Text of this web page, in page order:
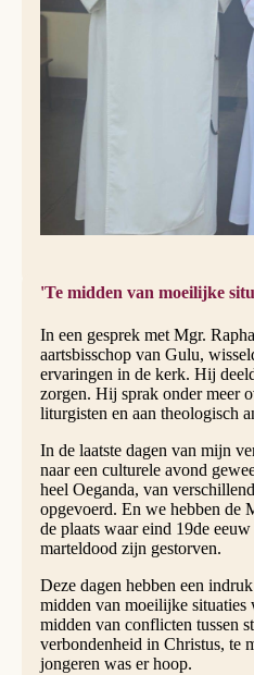
'Te midden van moeilijke
In een gesprek met Mgr.
aartsbisschop van Gulu,
ervaringen in de kerk. Hij
zorgen. Hij sprak onder meer
liturgisten en aan theologisch
In de laatste dagen van mijn
naar een culturele avond
heel Oeganda, van
opgevoerd. En we hebben de
de plaats waar eind 19de
marteldood zijn gestorven.
Deze dagen hebben een
midden van moeilijke situaties
midden van conflicten tussen
verbondenheid in Christus, te
jongeren was er hoop.